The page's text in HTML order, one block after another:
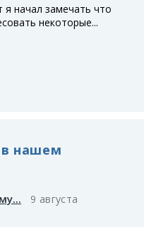
начал замечать что
некоторые...
в нашем
9 августа